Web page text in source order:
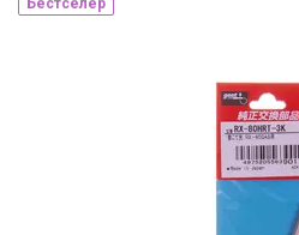
Бестселер